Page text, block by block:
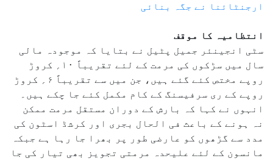
ارجنٹائنا نے جگہ بنائی
انتظامیہ کا موقف
سٹی انجینئر جمیل پٹیل نے بتایا کہ موجودہ مالی
سال میں سڑکوں کی مرمت کے لئے تقریباً ۱۰؍ کروڑ
روپے مختص کئے گئے ہیں، جن میں سے تقریباً ۶؍ کروڑ
روپے کے ری سرفیسنگ کے کام مکمل کئے جا چکے ہیں۔
انہوں نے کہا کہ بارش کے دوران مستقل مرمت ممکن
نہ ہونے کے باعث فی الحال بجری اور کرشڈ اسٹون کی
مدد سے گڑھوں کو عارضی طور پر بھرا جا رہا ہے جبکہ
مانسون کے لئے علیحدہ مرمتی تجویز بھی تیار کی جا